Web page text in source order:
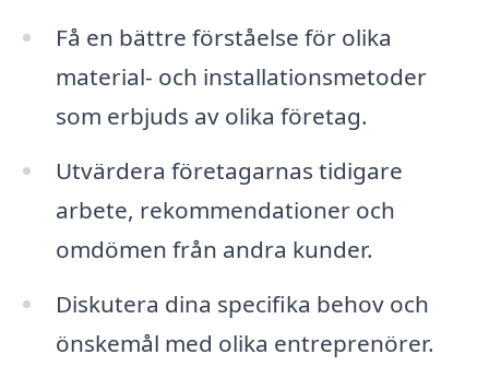
Få en bättre förståelse för olika
material- och installationsmetoder
som erbjuds av olika företag.
Utvärdera företagarnas tidigare
arbete, rekommendationer och
omdömen från andra kunder.
Diskutera dina specifika behov och
önskemål med olika entreprenörer.